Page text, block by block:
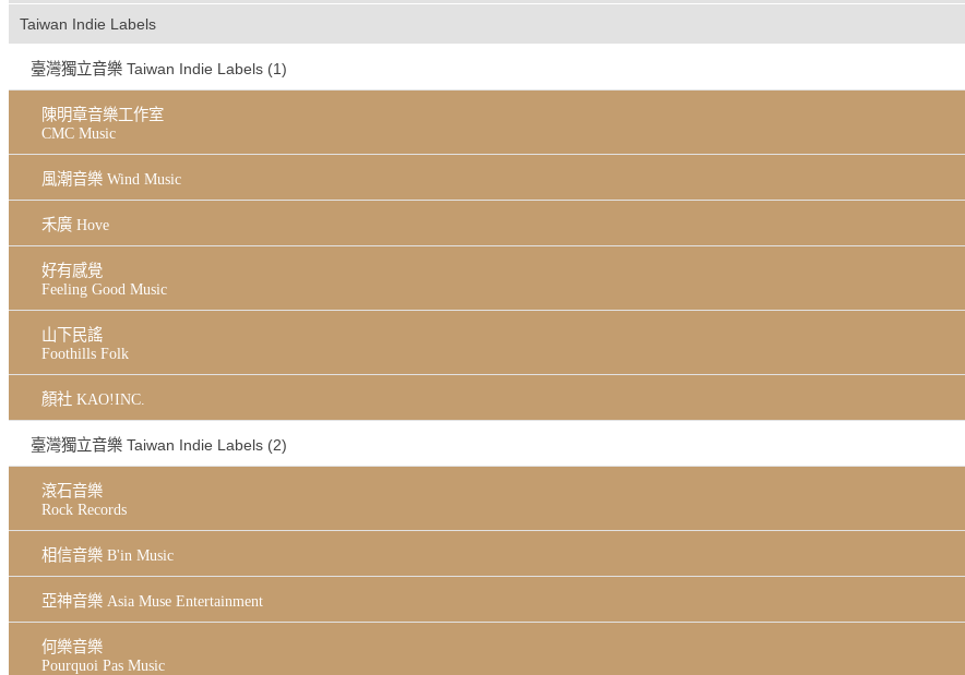
Taiwan Indie Labels
臺灣獨立音樂 Taiwan Indie Labels (1)
陳明章音樂工作室
CMC Music
風潮音樂 Wind Music
禾廣 Hove
好有感覺
Feeling Good Music
山下民謠
Foothills Folk
顏社 KAO!INC.
臺灣獨立音樂 Taiwan Indie Labels (2)
滾石音樂
Rock Records
相信音樂 B'in Music
亞神音樂 Asia Muse Entertainment
何樂音樂
Pourquoi Pas Music